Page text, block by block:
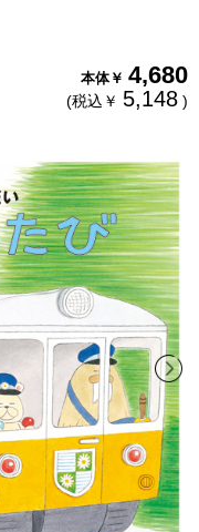
本体￥ 4,680
(税込￥ 5,148 )